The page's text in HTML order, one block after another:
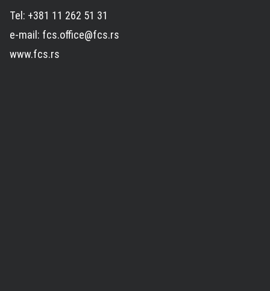
Tel: +381 11 262 51 31
e-mail: fcs.office@fcs.rs
www.fcs.rs